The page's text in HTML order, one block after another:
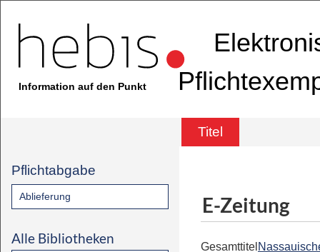
Information auf den Punkt
Titel
Pflichtabgabe
Ablieferung
Alle Bibliotheken
E-Zeitung
Gesamttitel